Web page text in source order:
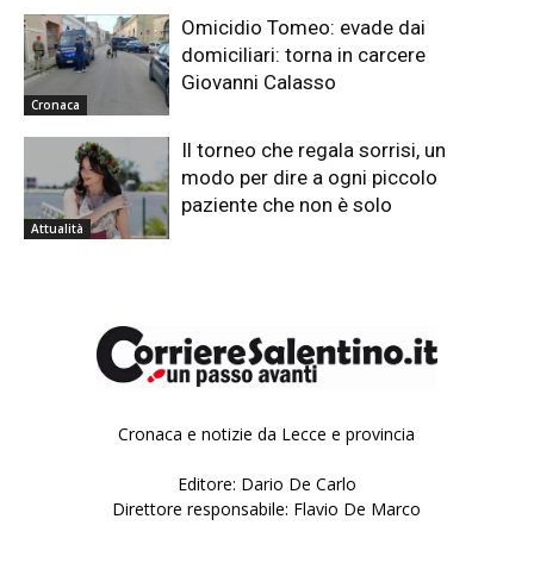
Cronaca
Omicidio Tomeo: evade dai
domiciliari: torna in carcere
Giovanni Calasso
Attualità
Il torneo che regala sorrisi, un
modo per dire a ogni piccolo
paziente che non è solo
Cronaca e notizie da Lecce e provincia
Editore: Dario De Carlo
Direttore responsabile: Flavio De Marco